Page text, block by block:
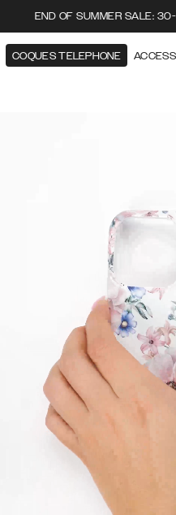
END OF SUMMER SALE:
COQUES TELEPHONE